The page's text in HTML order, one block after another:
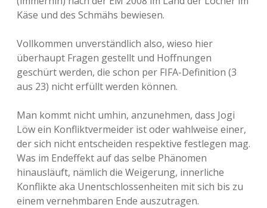
Käse und des Schmähs bewiesen.
Vollkommen unverständlich also, wieso hier
überhaupt Fragen gestellt und Hoffnungen
geschürt werden, die schon per FIFA-Definition (3
aus 23) nicht erfüllt werden können.
Man kommt nicht umhin, anzunehmen, dass Jogi
Löw ein Konfliktvermeider ist oder wahlweise einer,
der sich nicht entscheiden respektive festlegen mag.
Was im Endeffekt auf das selbe Phänomen
hinausläuft, nämlich die Weigerung, innerliche
Konflikte aka Unentschlossenheiten mit sich bis zu
einem vernehmbaren Ende auszutragen.